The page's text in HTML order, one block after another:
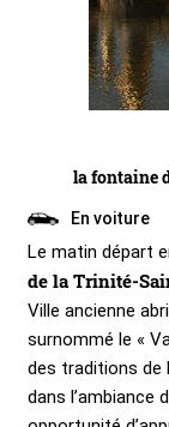
la fontaine
En voiture
Le matin départ
de la Trinité-
Ville ancienne
surnommé le «
des traditions de
dans l’ambiance